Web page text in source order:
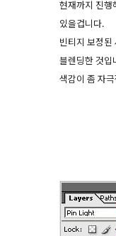
현재까지 진행
있을겁니다.
빈티지 보정
블렌딩한 것입
색감이 좀 자